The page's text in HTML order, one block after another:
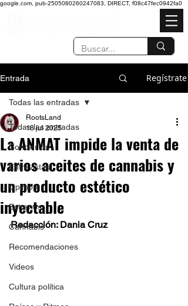
google.com, pub-2505080260247083, DIRECT, f08c47fec0942fa0
Entrada Regístrate
Todas las entradas
Conciertos
Entrevistas
Opinión
Estrenos
Cannabis
Recomendaciones
Videos
Cultura política
Todas las entradas
La ANMAT impide la venta de
varios aceites de cannabis y
un producto estético
inyectable
RootsLand
18 jul 2025
Redacción: Dania Cruz